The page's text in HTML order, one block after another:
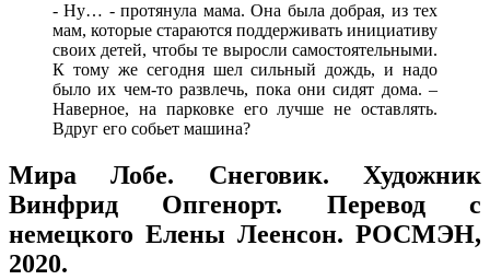
- Ну… - протянула мама. Она была добрая, из тех
мам, которые стараются поддерживать инициативу
своих детей, чтобы те выросли самостоятельными.
К тому же сегодня шел сильный дождь, и надо
было их чем-то развлечь, пока они сидят дома. –
Наверное, на парковке его лучше не оставлять.
Вдруг его собьет машина?
Мира Лобе. Снеговик. Художник
Винфрид Опгенорт. Перевод с
немецкого Елены Леенсон. РОСМЭН,
2020.